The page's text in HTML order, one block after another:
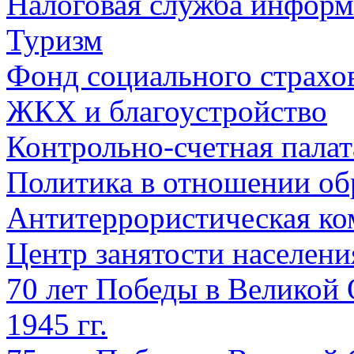
Туризм
Фонд социального
ЖКХ и благоустройство
Контрольно-счетная
Политика в отношении
Антитеррористическая
Центр занятости
70 лет Победы в Великой
1945 гг.